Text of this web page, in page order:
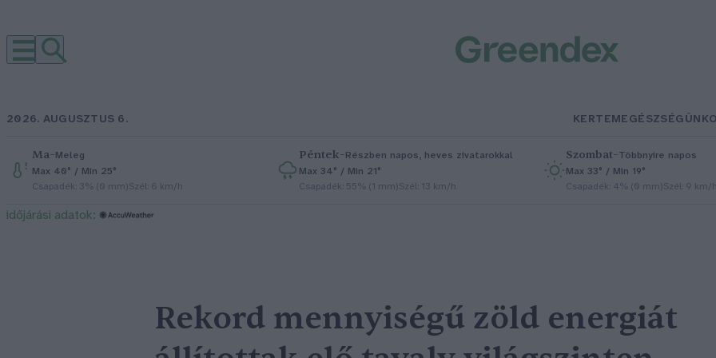
2026. AUGUSZTUS 6. KERTEMEGÉSZSÉGÜNK
Ma–Meleg
Max 40° / Min 25°
Csapadék: 3% (0 mm)Szél: 6 km/h
Péntek–Részben napos, heves zivatarokkal
Max 34° / Min 21°
Csapadék: 55% (1 mm)Szél: 13 km/h
Szombat–Többnyire napos
Max 33° / Min 19°
Csapadék: 4% (0 mm)Szél: 9 km/h
időjárási adatok:
Rekord mennyiségű zöld energiát